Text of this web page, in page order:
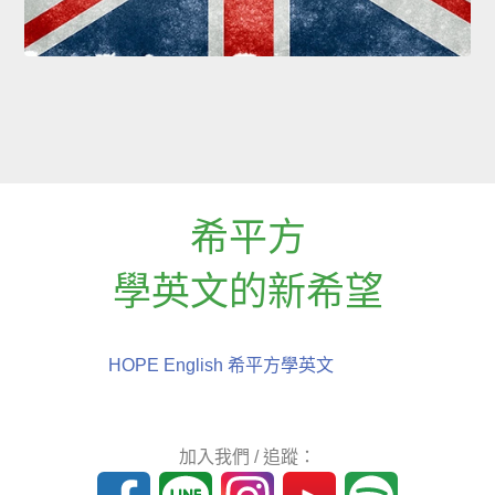
希平方
學英文的新希望
HOPE English 希平方學英文
加入我們 / 追蹤：